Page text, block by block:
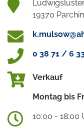
19370
0 38 71 / 6
Verkauf
Montag bis
10:00 - 18:00